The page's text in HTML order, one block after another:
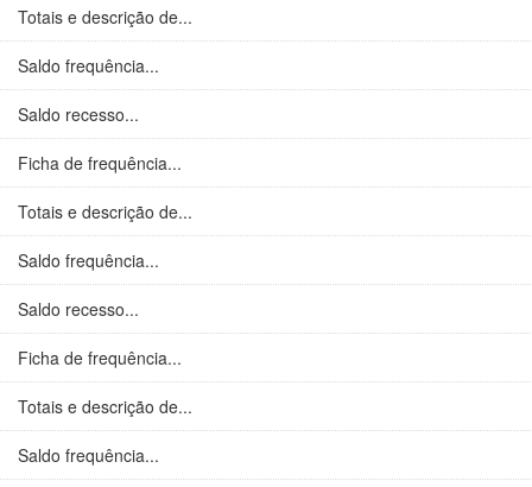
Totais e descrição de...
Saldo frequência...
Saldo recesso...
Ficha de frequência...
Totais e descrição de...
Saldo frequência...
Saldo recesso...
Ficha de frequência...
Totais e descrição de...
Saldo frequência...